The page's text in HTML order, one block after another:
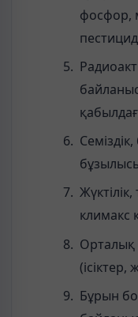
фосфор,
климакс
Орталық
Бұрын